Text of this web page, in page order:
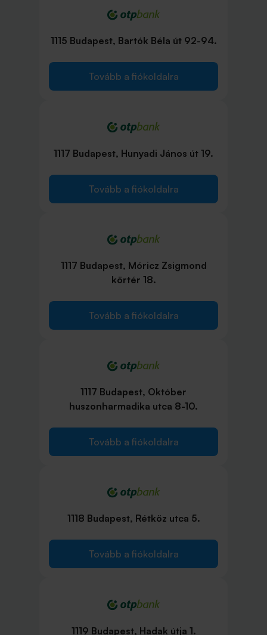
1115 Budapest, Bartók Béla út 92-94.
Tovább a fiókoldalra
1117 Budapest, Hunyadi János út 19.
Tovább a fiókoldalra
1117 Budapest, Móricz Zsigmond
körtér 18.
Tovább a fiókoldalra
1117 Budapest, Október
huszonharmadika utca 8-10.
Tovább a fiókoldalra
1118 Budapest, Rétköz utca 5.
Tovább a fiókoldalra
1119 Budapest, Hadak útja 1.